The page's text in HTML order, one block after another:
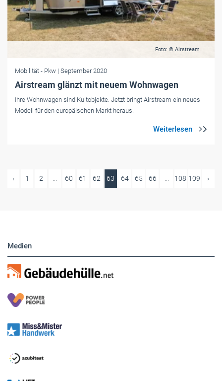
Foto: © Airstream
Mobilität - Pkw | September 2020
Airstream glänzt mit neuem Wohnwagen
Ihre Wohnwagen sind Kultobjekte. Jetzt bringt Airstream ein neues
Modell für den europäischen Markt heraus.
‹ 1 2 ... 60 61 62 63 64 65 66 ... 108 109 ›
Medien